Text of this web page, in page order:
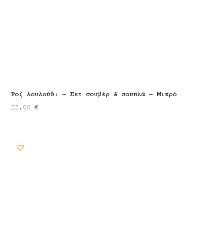
Ροζ λουλούδι – Σετ σουβέρ & σουπλά – Μικρό
22,00€